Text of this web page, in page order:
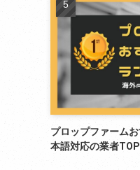
プロップファーム
本語対応の業者